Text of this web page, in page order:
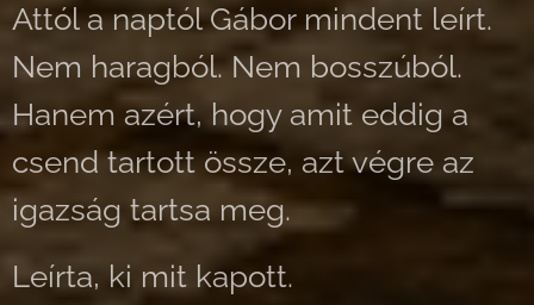
Attól a naptól Gábor mindent leírt.
Nem haragból. Nem bosszúból.
Hanem azért, hogy amit eddig a
csend tartott össze, azt végre az
igazság tartsa meg.
Leírta, ki mit kapott.